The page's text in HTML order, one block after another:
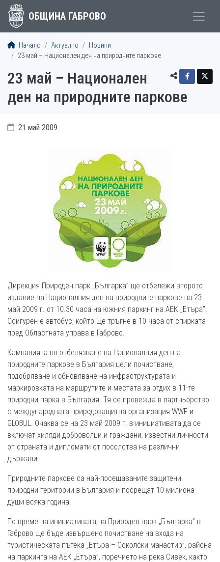
ОБЩИНА ГАБРОВО
Начало Актуално
Новини
23 май – Национален ден на природните паркове
23 май – Национален
ден на природните паркове
21 май 2009
Дирекция Природен парк „Българка” ще отбележи второто
издание на Националния ден на природните паркове на 23
май 2009 г. от 10.30 часа на южния паркинг на АЕК „Етъра”.
Осигурен е автобус, който ще тръгне в 10 часа от спирката
пред Областната управа в Габрово.
Кампанията по отбелязване на Националния ден на
природните паркове в България цели почистване,
подобряване и обновяване на инфраструктурата и
маркировката на маршрутите и местата за отдих в 11-те
природни парка в България. Тя се провежда в партньорство
с международната природозащитна организация WWF и
GLOBUL. Очаква се на 23 май 2009 г. в инициативата да се
включат хиляди доброволци и граждани, известни личности
от страната и дипломати от посолства на различни
държави.
Природните паркове са най-посещаваните защитени
природни територии в България и посрещат 10 милиона
души всяка година.
По време на инициативата на Природен парк „Българка” в
Габрово ще бъде извършено почистване на входа на
туристическата пътека „Етъра – Соколски манастир”, района
на паркинга на АЕК „Етъра”, поречието на река Сивек, както